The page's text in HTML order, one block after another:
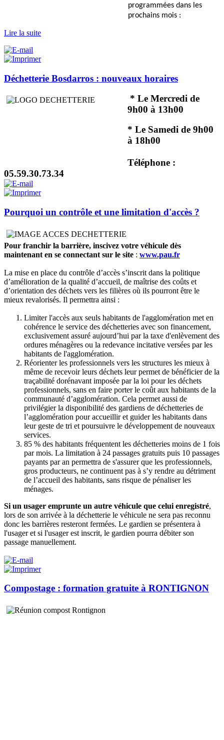
programmées dans les
prochains mois :
Lire la suite
Déchetterie Bosdarros : nouveaux horaires
* Le Mercredi de
9h00 à 13h00
* Le Samedi de 9h00
à 18h00
Téléphone :
05.59.30.73.34
Pourquoi un contrôle et une limitation d'accès ?
Pour franchir la barrière, inscivez votre véhicule dès
maintenant en se connectant sur le site : www.pau.fr
La mise en place du contrôle d’accès s’inscrit dans la politique
d’amélioration de la qualité d’accueil, de maîtrise des coûts et
d’orientation des déchets vers les filières où ils pourront être le
mieux revalorisés. Il permettra ainsi :
Limiter l'accès aux seuls habitants de l'agglomération met en
cohérence le service des déchetteries avec son financement,
exclusivement assuré aujourd’hui par la taxe d'enlèvement des
ordures ménagères ou la redevance incitative versées par les
habitants de l'agglomération.
Réorienter les professionnels vers les structures les mieux à
même de recevoir leurs déchets leur permet de bénéficier de la
traçabilité dorénavant imposée par la loi pour les déchets
professionnels, sans en faire porter le coût aux habitants de la
communauté d’agglomération. Cela permet aussi de
privilégier la disponibilité des gardiens de déchetteries de
l’agglomération pour accueillir et guider les habitants dans
leur geste de tri et poursuivre le développement de nouveaux
services.
85 % des habitants fréquentent les déchetteries moins de 1 fois
par mois. La limitation à 24 passages gratuits puis 10 passages
payants par an permettra de s'assurer que les professionnels,
gros producteurs, ne continuent pas à s’y rendre au détriment
de l’accueil des habitants, sans risque de pénaliser les
ménages.
Si un usager emprunte un autre véhicule que celui enregistré,
lors de son arrivée à la déchetterie le véhicule ne sera pas reconnu
donc les barrières resteront fermées. Le gardien se présentera à
l'usager et si l'usager est inscrit, le gardien pourra débiter son
passage manuellement.
Compostage : formation gratuite à RONTIGNON